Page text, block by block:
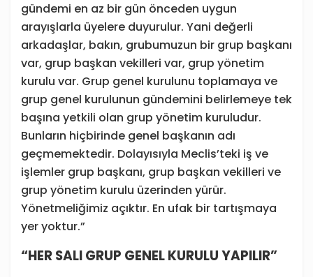
gündemi en az bir gün önceden uygun
arayışlarla üyelere duyurulur. Yani değerli
arkadaşlar, bakın, grubumuzun bir grup başkanı
var, grup başkan vekilleri var, grup yönetim
kurulu var. Grup genel kurulunu toplamaya ve
grup genel kurulunun gündemini belirlemeye tek
başına yetkili olan grup yönetim kuruludur.
Bunların hiçbirinde genel başkanın adı
geçmemektedir. Dolayısıyla Meclis’teki iş ve
işlemler grup başkanı, grup başkan vekilleri ve
grup yönetim kurulu üzerinden yürür.
Yönetmeliğimiz açıktır. En ufak bir tartışmaya
yer yoktur.”
“HER SALI GRUP GENEL KURULU YAPILIR”